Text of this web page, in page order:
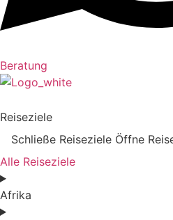
Beratung
Reiseziele
Schließe Reiseziele Öffne
Alle Reiseziele
Afrika